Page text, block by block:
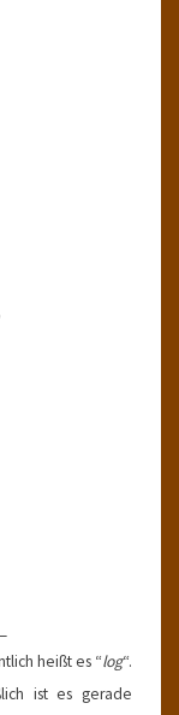
heißt es “log“.
ist es gerade